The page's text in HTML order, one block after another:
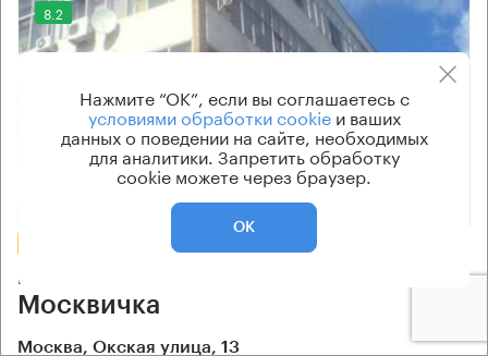
8.2
Бизнес-центр
Москвичка
Москва, Окская улица, 13
Нажмите “ОК”, если вы соглашаетесь с
условиями обработки cookieи ваших
данных о поведении на сайте, необходимых
для аналитики. Запретить обработку
cookie можете через браузер.
ОК